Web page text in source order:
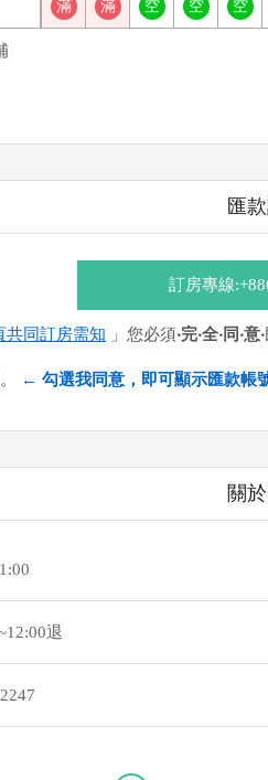
滿 滿 空 空 空
匯
訂房專線
共同訂房需知 」您必須‧完‧全‧同‧意‧
← 勾選我同意，即可顯示匯款帳
]、 [彰
是方便網友直接連結，並不代表
關
退